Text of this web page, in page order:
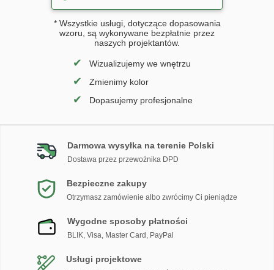
* Wszystkie usługi, dotyczące dopasowania
wzoru, są wykonywane bezpłatnie przez
naszych projektantów.
✔ Wizualizujemy we wnętrzu
✔ Zmienimy kolor
✔ Dopasujemy profesjonalne
Darmowa wysyłka na terenie Polski
Dostawa przez przewoźnika DPD
Bezpieczne zakupy
Otrzymasz zamówienie albo zwrócimy Ci pieniądze
Wygodne sposoby płatności
BLIK, Visa, Master Card, PayPal
Usługi projektowe